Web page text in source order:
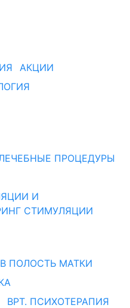
АКЦИИ
ПРОЦЕДУРЫ
И
СТИМУЛЯЦИИ
ПОЛОСТЬ МАТКИ
ВРТ. ПСИХОТЕРАПИЯ